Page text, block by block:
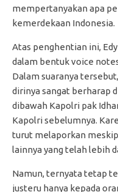
mempertanyakan apa
kemerdekaan Indonesia.
Atas penghentian ini,
dalam bentuk voice
Dalam suaranya
dirinya sangat berharap
dibawah Kapolri pak
Kapolri sebelumnya.
turut melaporkan
lainnya yang telah lebih
Namun, ternyata tetap
justeru hanya kepada